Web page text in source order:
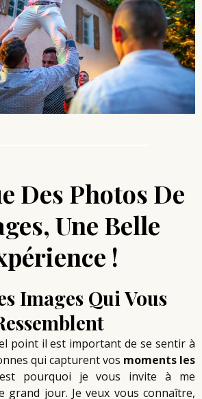
Des Photos De
Une Belle
!
Images Qui Vous
point il est important de se sentir à
qui capturent vos moments les
pourquoi je vous invite à me
grand jour. Je veux vous connaître,